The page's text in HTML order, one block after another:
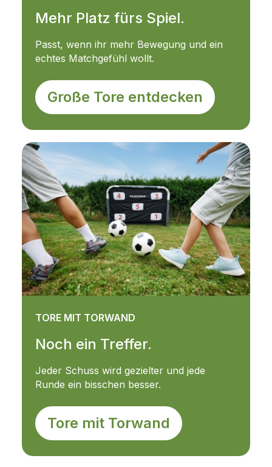
Mehr Platz fürs Spiel.
Passt, wenn ihr mehr Bewegung und ein
echtes Matchgefühl wollt.
Große Tore entdecken
TORE MIT TORWAND
Noch ein Treffer.
Jeder Schuss wird gezielter und jede
Runde ein bisschen besser.
Tore mit Torwand